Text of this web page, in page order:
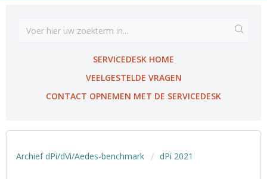
SERVICEDESK HOME
VEELGESTELDE VRAGEN
CONTACT OPNEMEN MET DE SERVICEDESK
Archief dPi/dVi/Aedes-benchmark dPi 2021